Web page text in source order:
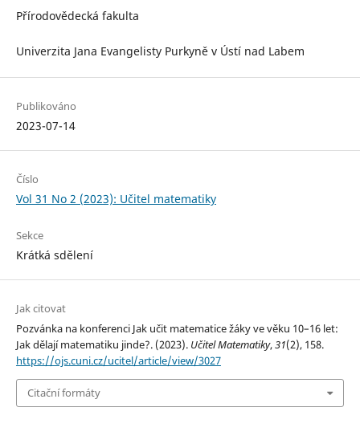
Přírodovědecká fakulta
Univerzita Jana Evangelisty Purkyně v Ústí nad Labem
Publikováno
2023-07-14
Číslo
Vol 31 No 2 (2023): Učitel matematiky
Sekce
Krátká sdělení
Jak citovat
Pozvánka na konferenci Jak učit matematice žáky ve věku 10–16 let:
Jak dělají matematiku jinde?. (2023). Učitel Matematiky,31(2), 158.
https://ojs.cuni.cz/ucitel/article/view/3027
Citační formáty